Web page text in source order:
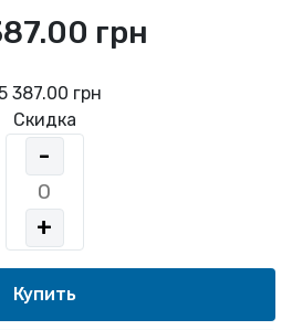
грн
387.00 грн
Скидка
-
+